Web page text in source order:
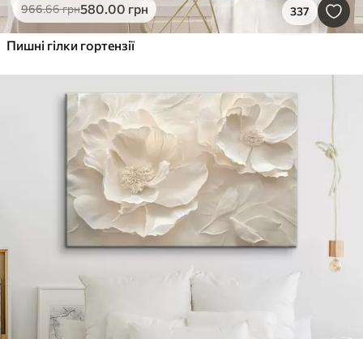
966.66грн580.00 грн 337
Пишні гілки гортензії